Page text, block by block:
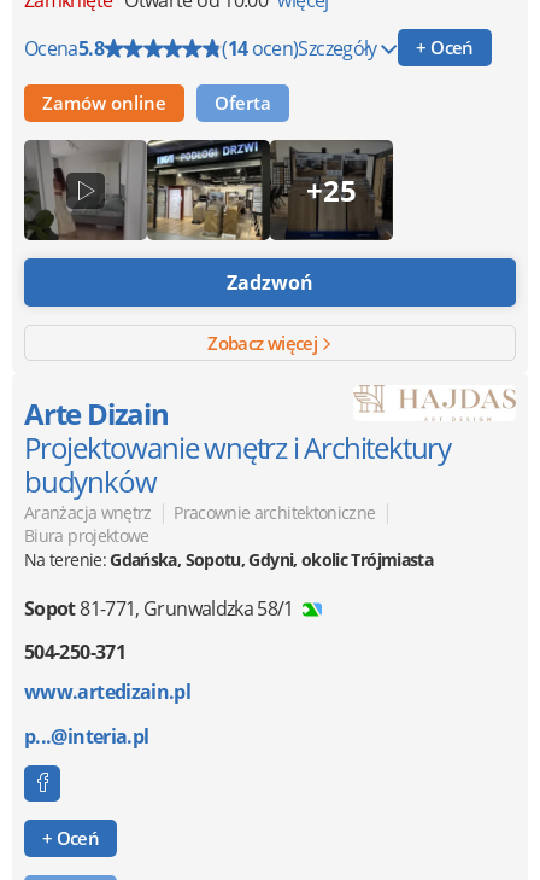
Ocena5.8 (14ocen)Szczegóły + Oceń
Zamów online Oferta
+25
Zadzwoń
Zobacz więcej
Arte Dizain
Projektowanie wnętrz i Architektury
budynków
Aranżacja wnętrz | Pracownie architektoniczne |
Biura projektowe
Na terenie:Gdańska, Sopotu, Gdyni, okolic Trójmiasta
Sopot81-771, Grunwaldzka 58/1
504-250-371
www.artedizain.pl
p...@interia.pl
+ Oceń